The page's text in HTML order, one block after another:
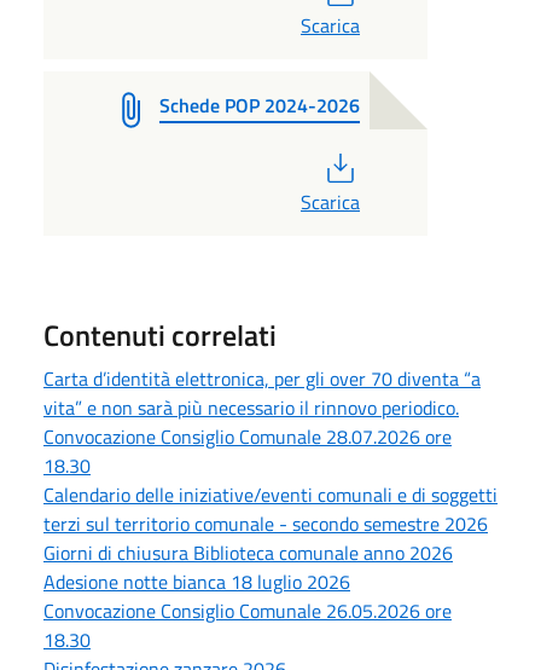
Scarica
Schede POP 2024-2026
Scarica
Contenuti correlati
Carta d’identità elettronica, per gli over 70 diventa “a
vita” e non sarà più necessario il rinnovo periodico.
Convocazione Consiglio Comunale 28.07.2026 ore
18.30
Calendario delle iniziative/eventi comunali e di soggetti
terzi sul territorio comunale - secondo semestre 2026
Giorni di chiusura Biblioteca comunale anno 2026
Adesione notte bianca 18 luglio 2026
Convocazione Consiglio Comunale 26.05.2026 ore
18.30